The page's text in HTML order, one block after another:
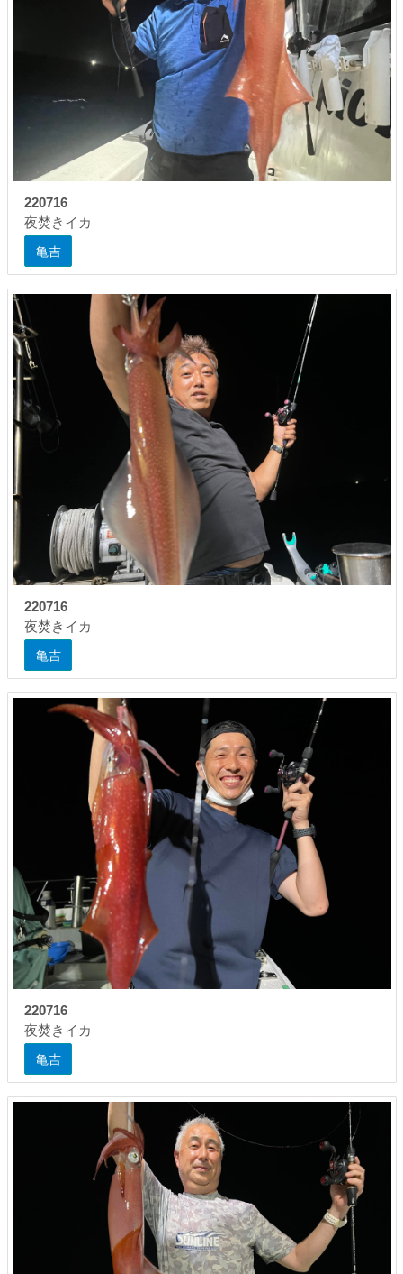
220716
夜焚きイカ
亀吉
220716
夜焚きイカ
亀吉
220716
夜焚きイカ
亀吉